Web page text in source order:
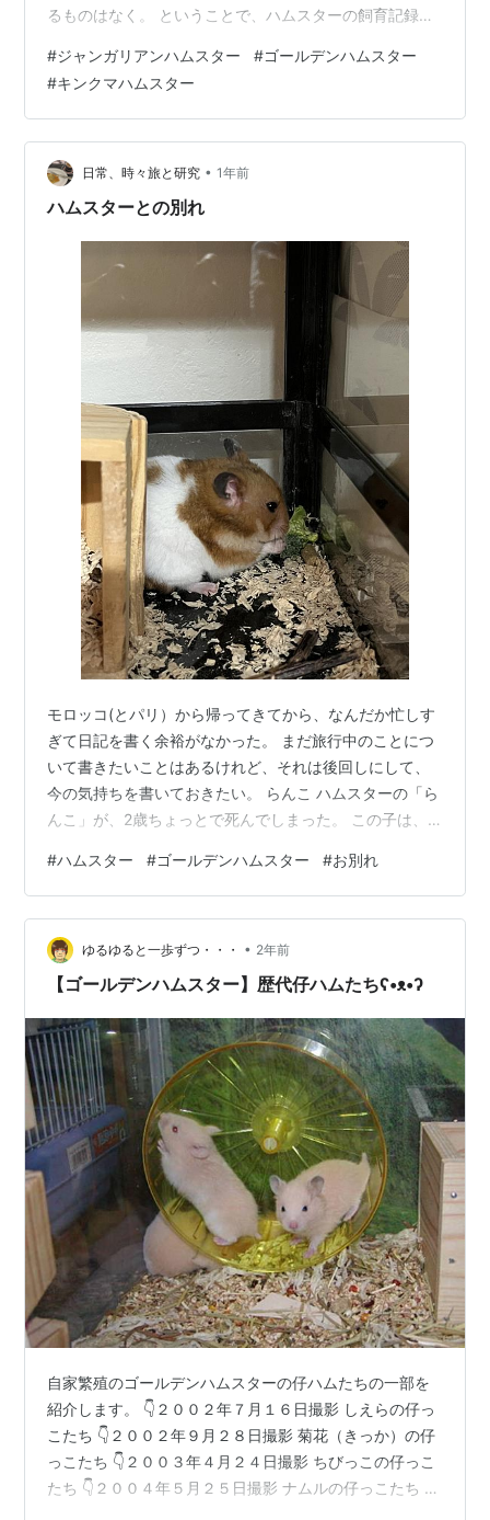
るものはなく。 ということで、ハムスターの飼育記録の
なので予約注文、ということですが）様々な日常を記そ
うと思います。 「書き残そう、あなたの人生の物語」 こ
のメッセージに共感したので、また日々綴っていきま
す。 早速ですが、ハムスター飼育のブログ等見ていると
かかった費用に言及するものが少ないため、備忘録兼ね
て書き記します。 2025…
#ジャンガリアンハムスター #ゴールデンハムスター
#キンクマハムスター
日常、時々旅と研究 • 1年前
ハムスターとの別れ
モロッコ(とパリ）から帰ってきてから、なんだか忙しす
ぎて日記を書く余裕がなかった。 まだ旅行中のことにつ
いて書きたいことはあるけれど、それは後回しにして、
今の気持ちを書いておきたい。 らんこ ハムスターの「ら
んこ」が、2歳ちょっとで死んでしまった。 この子は、
目の「きなこ」は2021年の春頃から、2023年の夏頃にか
けて我が家で暮らしていたは生成りっぽいふわふわ白の
ハムスターだった。 きなこが2023年7月に死んでしまっ
た後、しばらくはペットなしの生活をしていたが、部屋
に置かれたケージに我慢できなくなり、以前きなこをも
#ハムスター #ゴールデンハムスター #お別れ
ゆるゆると一歩ずつ・・・ • 2年前
【ゴールデンハムスター】歴代仔ハムたちʕ•ᴥ•ʔ
自家繁殖のゴールデンハムスターの仔ハムたちの一部を
紹介します。 👇２００２年７月１６日撮影 しえらの仔っ
こたち 👇２００２年９月２８日撮影 菊花（きっか）の仔
っこたち 👇２００３年４月２４日撮影 ちびっこの仔っこ
たち 👇２００４年５月２５日撮影 ナムルの仔っこたち 👇